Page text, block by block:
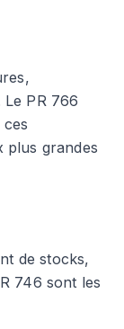
PR 766
plus grandes
de stocks,
746 sont les